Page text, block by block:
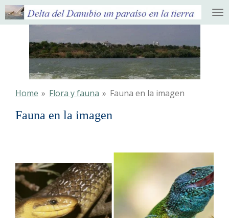
Ga
direct
hoofdinhoud
Home » Flora y fauna » Fauna en la imagen
Fauna en la imagen